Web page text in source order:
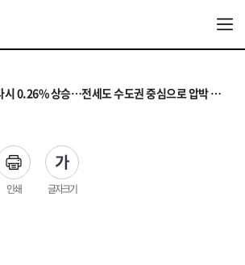
0.26% 상승…전세도 수도권 중심으로 압박 커져
갈등에 안전 지원 위축까지… 노란봉투법 불확실성 해법은
표현, '처벌과 낙인'에서 '교양과 상식'으로
인쇄 글자크기